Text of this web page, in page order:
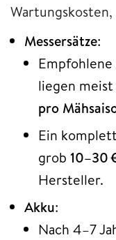
Messersätze:
liegen
pro
Ein
grob 10–30
Hersteller.
Akku:
Nach 4–7